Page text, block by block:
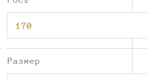
170
Размер